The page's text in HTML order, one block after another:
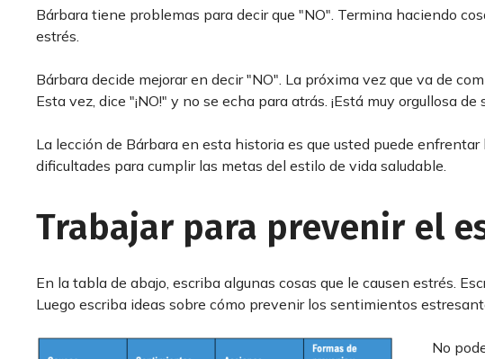
Bárbara tiene problemas para decir que "NO". Termina haciendo
estrés.
Bárbara decide mejorar en decir "NO". La próxima vez que va de
Esta vez, dice "¡NO!" y no se echa para atrás. ¡Está muy orgullosa de
La lección de Bárbara en esta historia es que usted puede
dificultades para cumplir las metas del estilo de vida saludable.
Trabajar para prevenir el
En la tabla de abajo, escriba algunas cosas que le causen estrés.
Luego escriba ideas sobre cómo prevenir los sentimientos
No